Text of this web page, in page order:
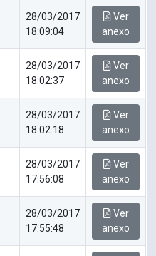
28/03/2017
18:09:04
Ver
anexo
28/03/2017
18:02:37
Ver
anexo
28/03/2017
18:02:18
Ver
anexo
28/03/2017
17:56:08
Ver
anexo
28/03/2017
17:55:48
Ver
anexo